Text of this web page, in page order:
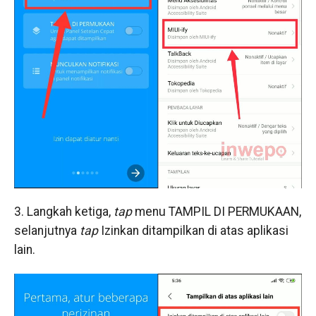
3. Langkah ketiga, tapmenu TAMPIL DI PERMUKAAN,
selanjutnya tapIzinkan ditampilkan di atas aplikasi
lain.